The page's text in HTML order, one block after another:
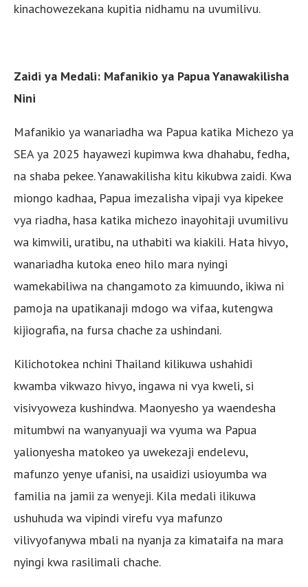
kinachowezekana kupitia nidhamu na uvumilivu.
Zaidi ya Medali: Mafanikio ya Papua Yanawakilisha
Nini
Mafanikio ya wanariadha wa Papua katika Michezo ya
SEA ya 2025 hayawezi kupimwa kwa dhahabu, fedha,
na shaba pekee. Yanawakilisha kitu kikubwa zaidi. Kwa
miongo kadhaa, Papua imezalisha vipaji vya kipekee
vya riadha, hasa katika michezo inayohitaji uvumilivu
wa kimwili, uratibu, na uthabiti wa kiakili. Hata hivyo,
wanariadha kutoka eneo hilo mara nyingi
wamekabiliwa na changamoto za kimuundo, ikiwa ni
pamoja na upatikanaji mdogo wa vifaa, kutengwa
kijiografia, na fursa chache za ushindani.
Kilichotokea nchini Thailand kilikuwa ushahidi
kwamba vikwazo hivyo, ingawa ni vya kweli, si
visivyoweza kushindwa. Maonyesho ya waendesha
mitumbwi na wanyanyuaji wa vyuma wa Papua
yalionyesha matokeo ya uwekezaji endelevu,
mafunzo yenye ufanisi, na usaidizi usioyumba wa
familia na jamii za wenyeji. Kila medali ilikuwa
ushuhuda wa vipindi virefu vya mafunzo
vilivyofanywa mbali na nyanja za kimataifa na mara
nyingi kwa rasilimali chache.